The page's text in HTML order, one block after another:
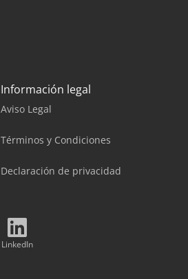
Información legal
Aviso Legal
Términos y Condiciones
Declaración de privacidad
LinkedIn